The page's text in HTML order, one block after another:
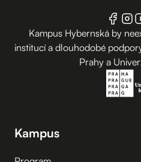
Kampus Hybernská by
institucí a dlouhodobé
Prahy a
Kampus